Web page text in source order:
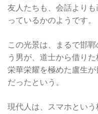
友人たちも、会話より
っているかのようです。
この光景は、まるで邯
う男が、道士から借り
栄華栄耀を極めた盧生
だったという。
現代人は、スマホとい